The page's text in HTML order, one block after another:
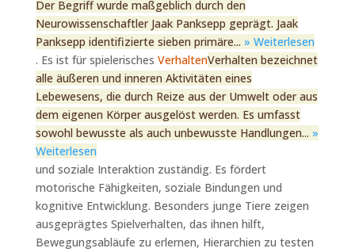
Der Begriff wurde maßgeblich durch den
Neurowissenschaftler Jaak Panksepp geprägt. Jaak
Panksepp identifizierte sieben primäre... » Weiterlesen
. Es ist für spielerisches VerhaltenVerhalten bezeichnet
alle äußeren und inneren Aktivitäten eines
Lebewesens, die durch Reize aus der Umwelt oder aus
dem eigenen Körper ausgelöst werden. Es umfasst
sowohl bewusste als auch unbewusste Handlungen... »
Weiterlesen
und soziale Interaktion zuständig. Es fördert
motorische Fähigkeiten, soziale Bindungen und
kognitive Entwicklung. Besonders junge Tiere zeigen
ausgeprägtes Spielverhalten, das ihnen hilft,
Bewegungsabläufe zu erlernen, Hierarchien zu testen